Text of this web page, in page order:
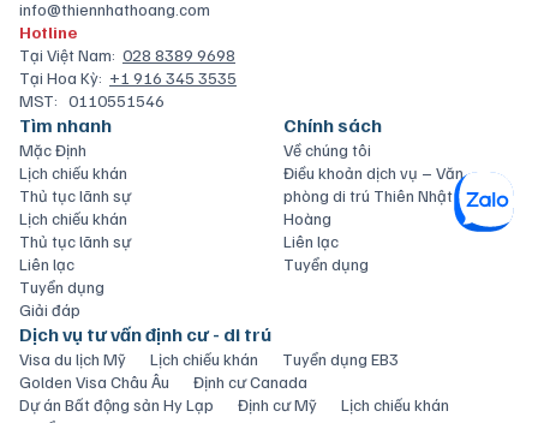
info@thiennhathoang.com
Hotline
Tại Việt Nam: 028 8389 9698
Tại Hoa Kỳ: +1 916 345 3535
MST: 0110551546
Tìm nhanh
Mặc Định
Lịch chiếu khán
Thủ tục lãnh sự
Lịch chiếu khán
Thủ tục lãnh sự
Liên lạc
Tuyển dụng
Giải đáp
Chính sách
Về chúng tôi
Điều khoản dịch vụ – Văn
phòng di trú Thiên Nhật
Hoàng
Liên lạc
Tuyển dụng
Dịch vụ tư vấn định cư - di trú
Visa du lịch Mỹ Lịch chiếu khán
Tuyển dụng EB3
Golden Visa Châu Âu
Định cư Canada
Dự án Bất động sản Hy Lạp
Định cư Mỹ
Lịch chiếu khán